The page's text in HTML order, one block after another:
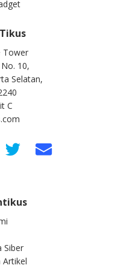
Tower
10,
Selatan,
C
Siber
Artikel